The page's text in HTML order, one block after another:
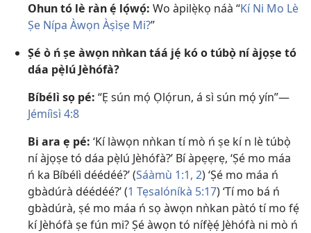
Ohun tó lè ràn ẹ́ lọ́wọ́: Wo àpilẹ̀kọ náà “Kí Ni Mo Lè
Ṣe Nípa Àwọn Àṣìṣe Mi?”
Ṣé ò ń ṣe àwọn nǹkan táá jẹ́ kó o túbọ̀ ní àjọṣe tó
dáa pẹ̀lú Jèhófà?
Bíbélì sọ pé: “Ẹ sún mọ́ Ọlọ́run, á sì sún mọ́ yín”​—
Jémíìsì 4:8
Bi ara ẹ pé: ‘Kí làwọn nǹkan tí mò ń ṣe kí n lè túbọ̀
ní àjọṣe tó dáa pẹ̀lú Jèhófà?’ Bí àpẹẹrẹ, ‘Ṣé mo máa
ń ka Bíbélì déédéé?’ (Sáàmù 1:1, 2) ‘Ṣé mo máa ń
gbàdúrà déédéé?’ (1 Tẹsalóníkà 5:17) ‘Tí mo bá ń
gbàdúrà, ṣé mo máa ń sọ àwọn nǹkan pàtó tí mo fẹ́
kí Jèhófà ṣe fún mi? Ṣé àwọn tó nífẹ̀ẹ́ Jèhófà ni mò ń